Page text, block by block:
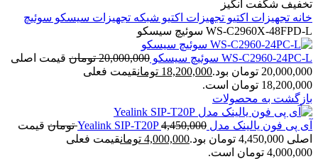
تخفیف شگفت انگیز
خانه تجهیزات اکتیو تجهیزات اکتیو شبکه تجهیزات سیسکو سوئیچ
WS-C2960X-48FPD-L سوئیچ سیسکو
WS-C2960-24PC-L سوئیچ سیسکو 20,000,000 تومان قیمت اصلی
20,000,000 تومان بود.
18,200,000 تومانقیمت فعلی
18,200,000 تومان است.
بازگشت به محصولات
آی پی فون یالینک مدل Yealink SIP-T20P 4,450,000 تومان قیمت
اصلی 4,450,000 تومان بود.
4,000,000 تومانقیمت فعلی
4,000,000 تومان است.